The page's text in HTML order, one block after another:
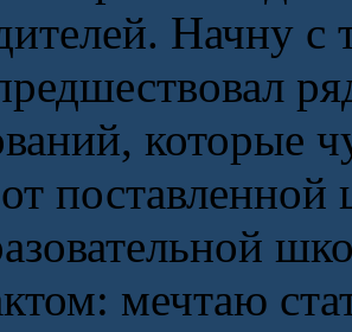
Начну с
которые
мечтаю